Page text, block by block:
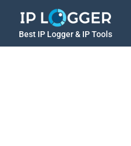
Best IP Logger & IP Tools